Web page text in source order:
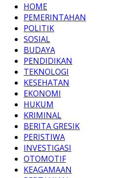
HOME
PEMERINTAHAN
POLITIK
SOSIAL
BUDAYA
PENDIDIKAN
TEKNOLOGI
KESEHATAN
EKONOMI
HUKUM
KRIMINAL
BERITA GRESIK
PERISTIWA
INVESTIGASI
OTOMOTIF
KEAGAMAAN